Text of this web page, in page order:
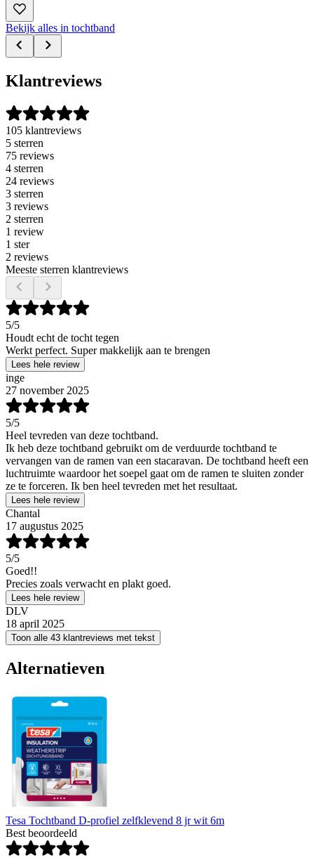
Bekijk alles in tochtband
Klantreviews
105 klantreviews
5 sterren
75 reviews
4 sterren
24 reviews
3 sterren
3 reviews
2 sterren
1 review
1 ster
2 reviews
Meeste sterren klantreviews
5/5
Houdt echt de tocht tegen
Werkt perfect. Super makkelijk aan te brengen
Lees hele review
inge
27 november 2025
5/5
Heel tevreden van deze tochtband.
Ik heb deze tochtband gebruikt om de verduurde tochtband te
vervangen van de ramen van een stacaravan. De tochtband heeft een
luchtruimte waardoor het soepel gaat om de ramen te sluiten zonder
ze te forceren. Ik ben heel tevreden met het resultaat.
Lees hele review
Chantal
17 augustus 2025
5/5
Goed!!
Precies zoals verwacht en plakt goed.
Lees hele review
DLV
18 april 2025
Toon alle 43 klantreviews met tekst
Alternatieven
Tesa Tochtband D-profiel zelfklevend 8 jr wit 6m
Best beoordeeld